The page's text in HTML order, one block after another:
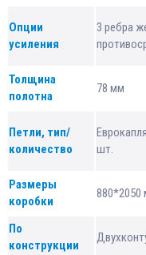
Опции
усиления
3 ребра
Толщина
полотна
78 мм
Петли, тип/
количество
шт.
Размеры
коробки
880*2050
По
конструкции